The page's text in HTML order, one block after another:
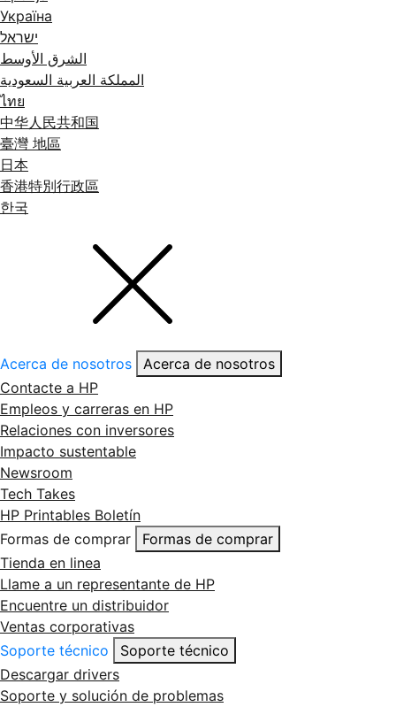
Україна
ישראל
الشرق الأوسط
المملكة العربية السعودية
ไทย
中华人民共和国
臺灣 地區
日本
香港特別行政區
한국
Acerca de nosotros
Acerca de nosotros
Contacte a HP
Empleos y carreras en HP
Relaciones con inversores
Impacto sustentable
Newsroom
Tech Takes
HP Printables Boletín
Formas de comprar
Formas de comprar
Tienda en linea
Llame a un representante de HP
Encuentre un distribuidor
Ventas corporativas
Soporte técnico
Soporte técnico
Descargar drivers
Soporte y solución de problemas